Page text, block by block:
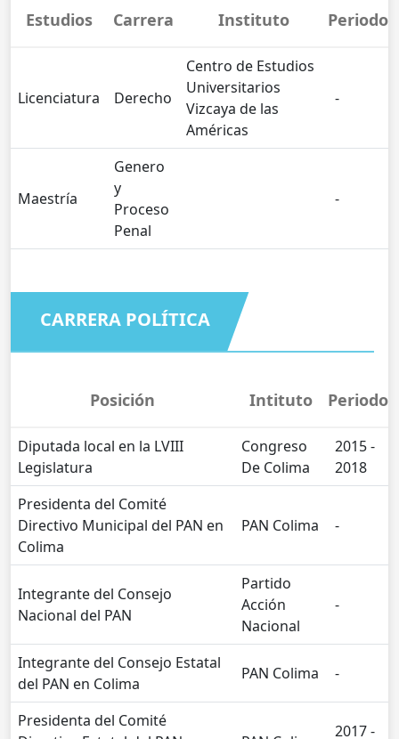
Estudios Carrera Instituto Periodo
Licenciatura Derecho
Centro de Estudios
Universitarios
Vizcaya de las
Américas
-
Maestría
Genero
y
Proceso
Penal
-
CARRERA POLÍTICA
Posición Intituto Periodo
Diputada local en la LVIII
Legislatura
Congreso
De Colima
2015 -
2018
Presidenta del Comité
Directivo Municipal del PAN en
Colima
PAN Colima -
Integrante del Consejo
Nacional del PAN
Partido
Acción
Nacional
-
Integrante del Consejo Estatal
del PAN en Colima
PAN Colima -
Presidenta del Comité
2017 -